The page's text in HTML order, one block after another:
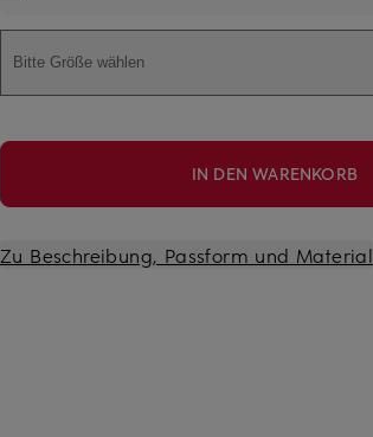
Bitte Größe wählen
IN DEN WARENKORB
Zu Beschreibung, Passform und Material